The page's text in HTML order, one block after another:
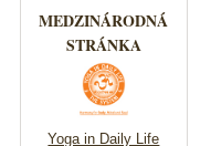
MEDZINÁRODNÁ
STRÁNKA
Yoga in Daily Life